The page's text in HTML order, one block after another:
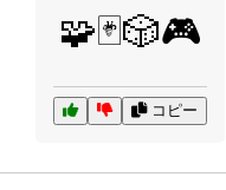
🧩🃏🎲🎮
コピー